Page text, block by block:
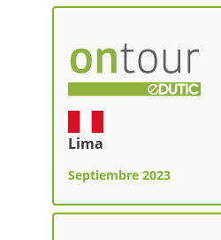
Lima
Septiembre 2023